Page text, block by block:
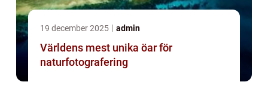
19 december 2025 admin
Världens mest unika öar för
naturfotografering